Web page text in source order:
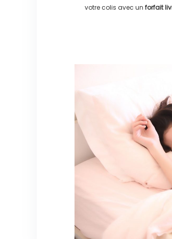
votre colis avec un forfait